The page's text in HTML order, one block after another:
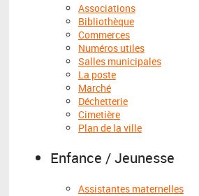
Associations
Bibliothèque
Commerces
Numéros utiles
Salles municipales
La poste
Marché
Déchetterie
Cimetière
Plan de la ville
Enfance / Jeunesse
Assistantes maternelles